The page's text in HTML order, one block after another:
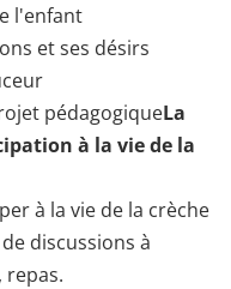
l'enfant
et ses désirs
pédagogiqueLa
à la vie de la
à la vie de la crèche
discussions à
repas.